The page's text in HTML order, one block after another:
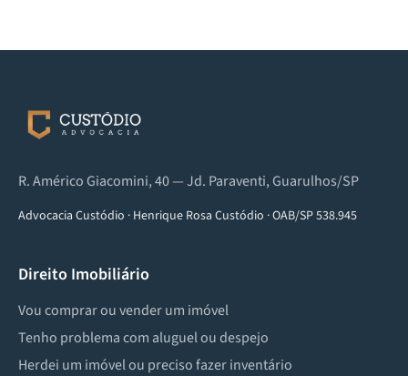
R. Américo Giacomini, 40 — Jd. Paraventi, Guarulhos/SP
Advocacia Custódio · Henrique Rosa Custódio ·OAB/SP 538.945
Direito Imobiliário
Vou comprar ou vender um imóvel
Tenho problema com aluguel ou despejo
Herdei um imóvel ou preciso fazer inventário